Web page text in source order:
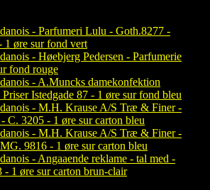
- Parfumeri Lulu - Goth.8277 -
1 øre sur fond vert
- Høebjerg Pedersen - Parfumerie
fond rouge
- A.Muncks damekonfektion
Istedgade 87 - 1 øre sur fond bleu
- M.H. Krause A/S Træ & Finer -
C. 3205 - 1 øre sur carton bleu
- M.H. Krause A/S Træ & Finer -
9816 - 1 øre sur carton bleu
- Angaaende reklame - tal med -
- 1 øre sur carton brun-clair